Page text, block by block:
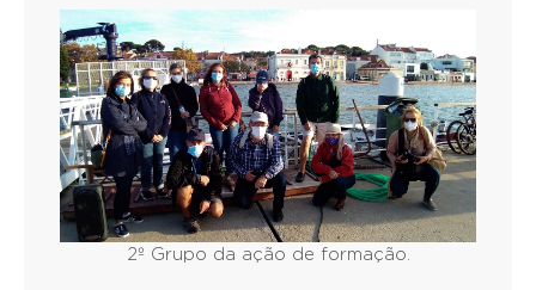
2º Grupo da ação de formação.